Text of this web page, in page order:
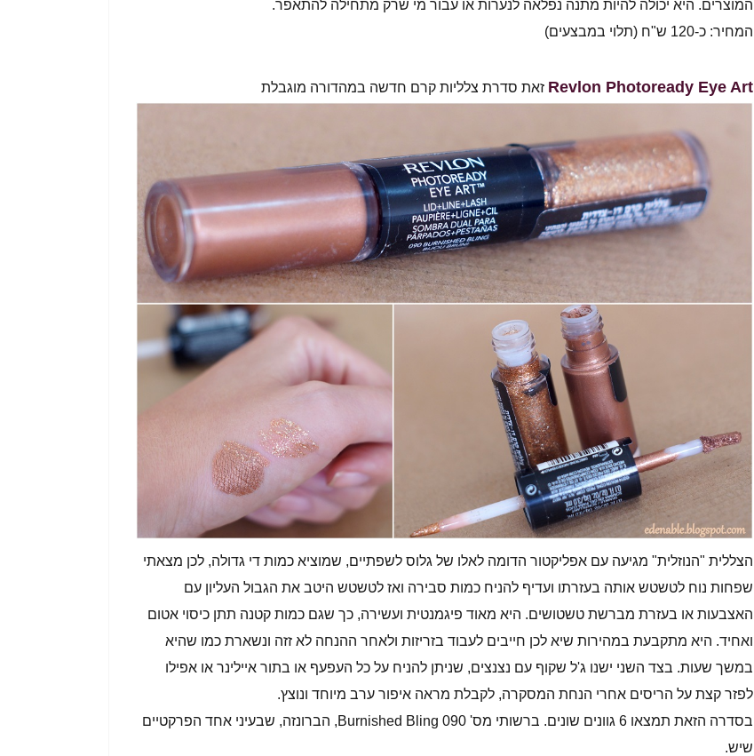
המוצרים. היא יכולה להיות מתנה נפלאה לנערות או עבור מי שרק מתחילה להתאפר.
המחיר: כ-120 ש"ח (תלוי במבצעים)
Revlon Photoready Eye Art זאת סדרת צלליות קרם חדשה במהדורה מוגבלת
הצללית "הנוזלית" מגיעה עם אפליקטור הדומה לאלו של גלוס לשפתיים, שמוציא כמות די גדולה, לכן מצאתי
שפחות נוח לטשטש אותה בעזרתו ועדיף להניח כמות סבירה ואז לטשטש היטב את הגבול העליון עם
האצבעות או בעזרת מברשת טשטושים. היא מאוד פיגמנטית ועשירה, כך שגם כמות קטנה תתן כיסוי אטום
ואחיד. היא מתקבעת במהירות שיא לכן חייבים לעבוד בזריזות ולאחר ההנחה לא זזה ונשארת כמו שהיא
במשך שעות. בצד השני ישנו ג'ל שקוף עם נצנצים, שניתן להניח על כל העפעף או בתור איילינר או אפילו
לפזר קצת על הריסים אחרי הנחת המסקרה, לקבלת מראה איפור ערב מיוחד ונוצץ.
בסדרה הזאת תמצאו 6 גוונים שונים. ברשותי מס' 090 Burnished Bling, הברונזה, שבעיני אחד הפרקטיים
שיש.